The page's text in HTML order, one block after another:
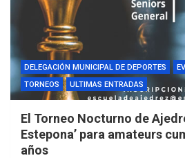
DELEGACIÓN MUNICIPAL DE DEPORTES
TORNEOS
ULTIMAS ENTRADAS
El Torneo Nocturno de
Estepona’ para amateurs
años